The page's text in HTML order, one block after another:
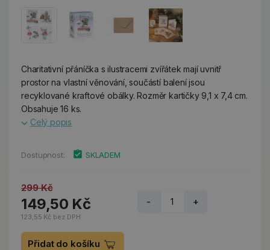
Charitativní přáníčka s ilustracemi zvířátek mají uvnitř
prostor na vlastní věnování, součástí balení jsou
recyklované kraftové obálky. Rozměr kartičky 9,1 x 7,4 cm.
Obsahuje 16 ks.
Celý popis
Dostupnost: SKLADEM
299 Kč
149,50 Kč
123,55 Kč bez DPH
- +
Přidat do košíku